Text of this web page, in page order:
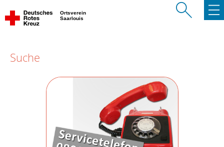
Ortsverein
Saarlouis
Suche